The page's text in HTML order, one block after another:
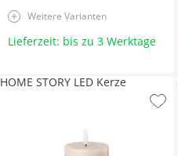
Weitere Varianten
Lieferzeit: bis zu 3 Werktage
HOME STORY LED Kerze